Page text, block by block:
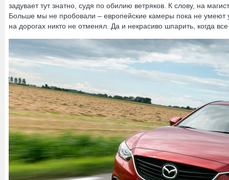
задувает тут знатно, судя по обилию ветряков. К слову, на
Больше мы не пробовали – европейские камеры пока не
на дорогах никто не отменял. Да и некрасиво шпарить, когда